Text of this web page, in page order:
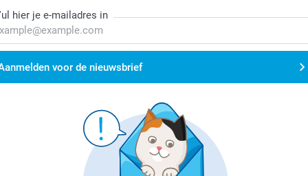
hier je e-mailadres in
voor de nieuwsbrief